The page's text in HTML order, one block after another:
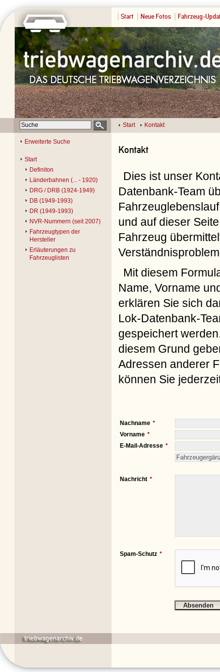
Start Neue Fotos Fahrzeug-
Start Kontakt
Erweiterte Suche
Start
Definiton
Länderbahnen (... - 1920)
DRG / DRB (1924-1949)
DB (1949-1993)
DR (1949-1993)
NVR-Nummern (seit 2007)
Fahrzeugtypen der
Hersteller
Erläuterungen zu
Fahrzeuglisten
Kontakt
Dies ist unser
Datenbank-Team
und auf dieser
Fahrzeug
Mit diesem
Name, Vorname
erklären Sie sich
Lok-Datenbank-
gespeichert
diesem Grund
Adressen anderer
können Sie
Nachname
Vorname
E-Mail-Adresse
Nachricht
Spam-Schutz